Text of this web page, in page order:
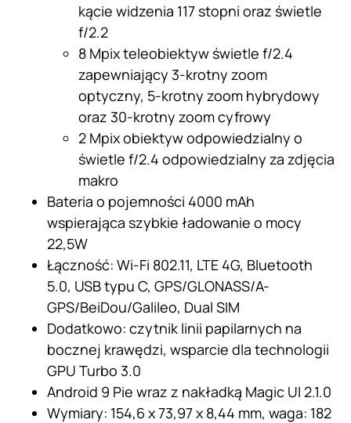
kącie widzenia 117 stopni oraz świetle
f/2.2
8 Mpix teleobiektyw świetle f/2.4
zapewniający 3-krotny zoom
optyczny, 5-krotny zoom hybrydowy
oraz 30-krotny zoom cyfrowy
2 Mpix obiektyw odpowiedzialny o
świetle f/2.4 odpowiedzialny za zdjęcia
makro
Bateria o pojemności 4000 mAh
wspierająca szybkie ładowanie o mocy
22,5W
Łączność: Wi-Fi 802.11, LTE 4G, Bluetooth
5.0, USB typu C, GPS/GLONASS/A-
GPS/BeiDou/Galileo, Dual SIM
Dodatkowo: czytnik linii papilarnych na
bocznej krawędzi, wsparcie dla technologii
GPU Turbo 3.0
Android 9 Pie wraz z nakładką Magic UI 2.1.0
Wymiary: 154,6 x 73,97 x 8,44 mm, waga: 182